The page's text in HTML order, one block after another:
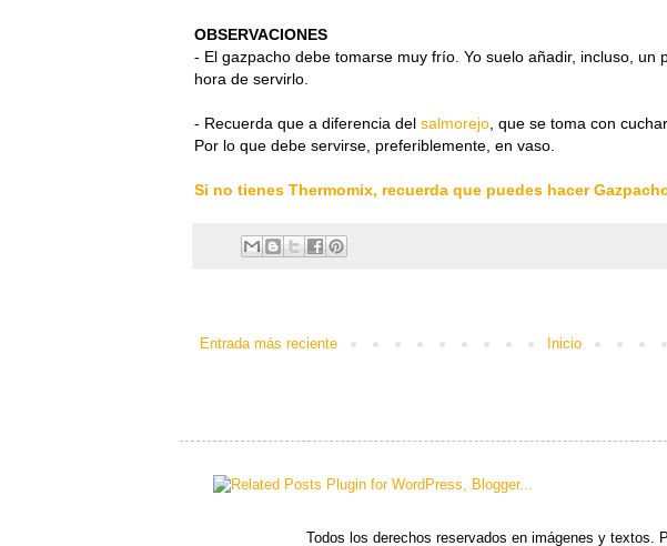
OBSERVACIONES
- El gazpacho debe tomarse muy frío. Yo suelo añadir, incluso, un
hora de servirlo.
- Recuerda que a diferencia del salmorejo , que se toma con
Por lo que debe servirse, preferiblemente, en vaso.
Si no tienes Thermomix, recuerda que puedes hacer
Entrada más reciente Inicio
Todos los derechos reservados en imágenes y textos.